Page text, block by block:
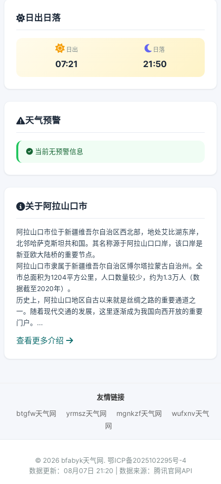
日出日落
日出
07:21
日落
21:50
天气预警
当前无预警信息
关于阿拉山口市
阿拉山口市位于新疆维吾尔自治区西北部，地处艾比湖东岸，
北邻哈萨克斯坦共和国。其名称源于阿拉山口口岸，该口岸是
新亚欧大陆桥的重要节点。
阿拉山口市隶属于新疆维吾尔自治区博尔塔拉蒙古自治州。全
市总面积为1204平方公里，人口数量较少，约为1.3万人（数
据截至2020年）。
历史上，阿拉山口地区自古以来就是丝绸之路的重要通道之
一。随着现代交通的发展，这里逐渐成为我国向西开放的重要
门户。...
查看更多介绍
友情链接
btgfw天气网
yrmsz天气网 mgnkzf天气网
wufxnv天气
网
© 2026 bfabyk天气网. 鄂ICP备2025102295号-4
数据更新：08月07日 21:20 | 数据来源：腾讯官网API